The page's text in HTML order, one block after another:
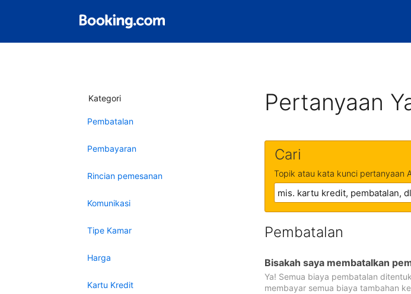
Kategori
Pembatalan
Pembayaran
Rincian pemesanan
Komunikasi
Tipe Kamar
Harga
Kartu Kredit
Pertanyaan
Cari
Topik atau kata kunci pertanyaan
Pembatalan
Bisakah saya membatalkan
Ya! Semua biaya pembatalan
membayar semua biaya tambahan